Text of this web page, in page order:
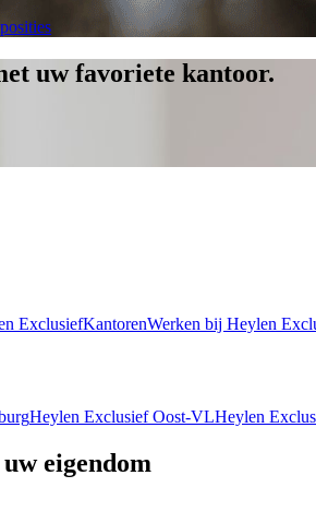
uw favoriete kantoor.
ExclusiefKantorenWerken bij Heylen
Heylen Exclusief Oost-VLHeylen
eigendom